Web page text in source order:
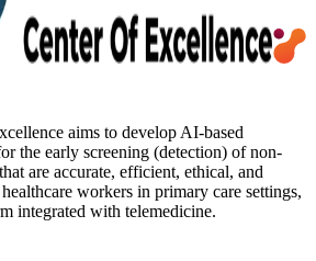
aims to develop AI-based
the early screening (detection) of non-
are accurate, efficient, ethical, and
workers in primary care settings,
integrated with telemedicine.